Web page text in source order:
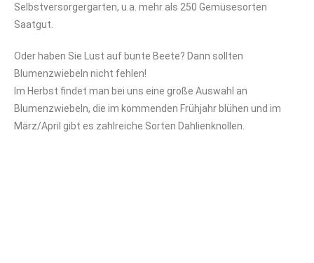
Selbstversorgergarten, u.a. mehr als 250 Gemüsesorten
Saatgut.
Oder haben Sie Lust auf bunte Beete? Dann sollten
Blumenzwiebeln nicht fehlen!
Im Herbst findet man bei uns eine große Auswahl an
Blumenzwiebeln, die im kommenden Frühjahr blühen und im
März/April gibt es zahlreiche Sorten Dahlienknollen.